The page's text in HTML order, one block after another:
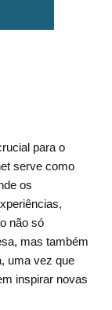
para o
serve como
os
não só
mas também
uma vez que
inspirar novas